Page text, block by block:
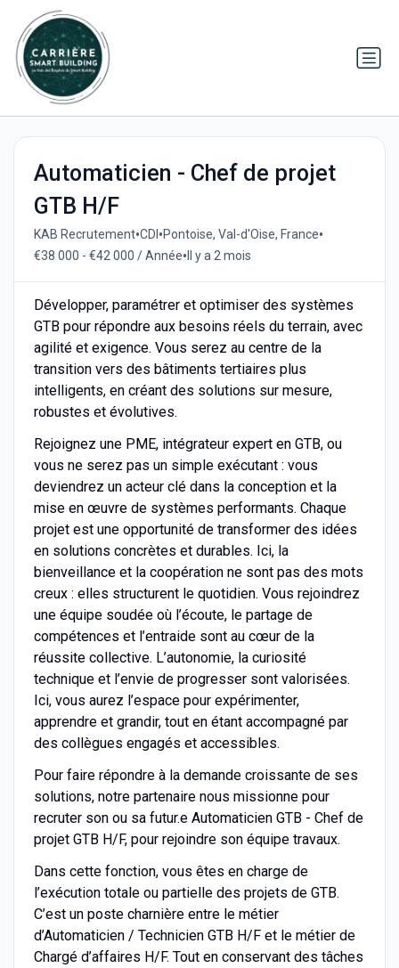
Automaticien - Chef de projet
GTB H/F
KAB Recrutement•CDI •Pontoise, Val-d'Oise, France•
€38 000 - €42 000 / Année• Il y a 2 mois
Développer, paramétrer et optimiser des systèmes
GTB pour répondre aux besoins réels du terrain, avec
agilité et exigence. Vous serez au centre de la
transition vers des bâtiments tertiaires plus
intelligents, en créant des solutions sur mesure,
robustes et évolutives.
Rejoignez une PME, intégrateur expert en GTB, ou
vous ne serez pas un simple exécutant : vous
deviendrez un acteur clé dans la conception et la
mise en œuvre de systèmes performants. Chaque
projet est une opportunité de transformer des idées
en solutions concrètes et durables. Ici, la
bienveillance et la coopération ne sont pas des mots
creux : elles structurent le quotidien. Vous rejoindrez
une équipe soudée où l’écoute, le partage de
compétences et l’entraide sont au cœur de la
réussite collective. L’autonomie, la curiosité
technique et l’envie de progresser sont valorisées.
Ici, vous aurez l’espace pour expérimenter,
apprendre et grandir, tout en étant accompagné par
des collègues engagés et accessibles.
Pour faire répondre à la demande croissante de ses
solutions, notre partenaire nous missionne pour
recruter son ou sa futur.e Automaticien GTB - Chef de
projet GTB H/F, pour rejoindre son équipe travaux.
Dans cette fonction, vous êtes en charge de
l’exécution totale ou partielle des projets de GTB.
C’est un poste charnière entre le métier
d’Automaticien / Technicien GTB H/F et le métier de
Chargé d’affaires H/F. Tout en conservant des tâches